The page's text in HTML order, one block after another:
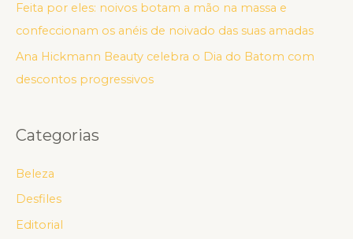
Feita por eles: noivos botam a mão na massa e
confeccionam os anéis de noivado das suas amadas
Ana Hickmann Beauty celebra o Dia do Batom com
descontos progressivos
Categorias
Beleza
Desfiles
Editorial